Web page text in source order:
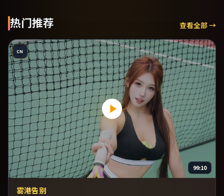
热门推荐 查看全部 →
CN
99:10
雾港告别